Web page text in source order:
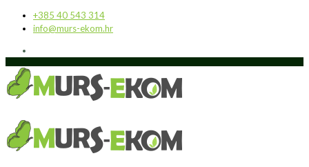
+385 40 543 314
info@murs-ekom.hr